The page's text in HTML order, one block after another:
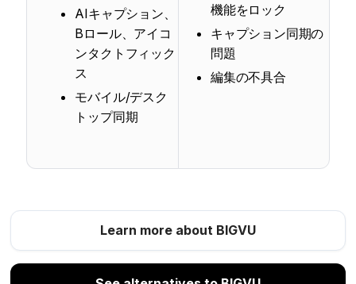
AIキャプション、
Bロール、アイコ
ンタクトフィック
ス
モバイル/デスク
トップ同期
機能をロック
キャプション同期の
問題
編集の不具合
Learn more about BIGVU